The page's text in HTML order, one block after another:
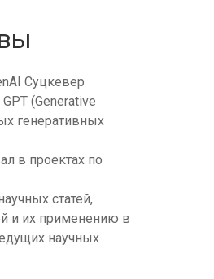
Суцкевер
(Generative
генеративных
в проектах по
статей,
и их применению в
научных